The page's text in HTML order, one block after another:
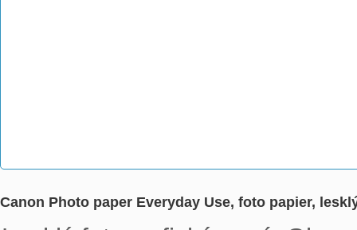
Canon Photo paper Everyday Use, foto papier,